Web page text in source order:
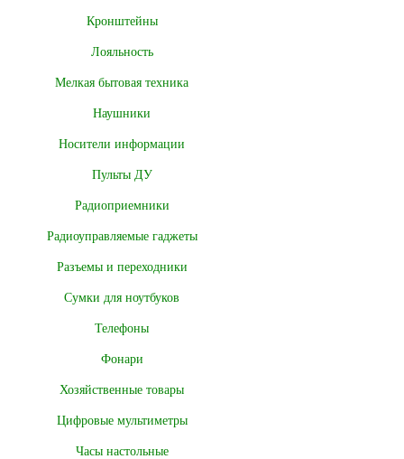
Кронштейны
Лояльность
Мелкая бытовая техника
Наушники
Носители информации
Пульты ДУ
Радиоприемники
Радиоуправляемые гаджеты
Разъемы и переходники
Сумки для ноутбуков
Телефоны
Фонари
Хозяйственные товары
Цифровые мультиметры
Часы настольные